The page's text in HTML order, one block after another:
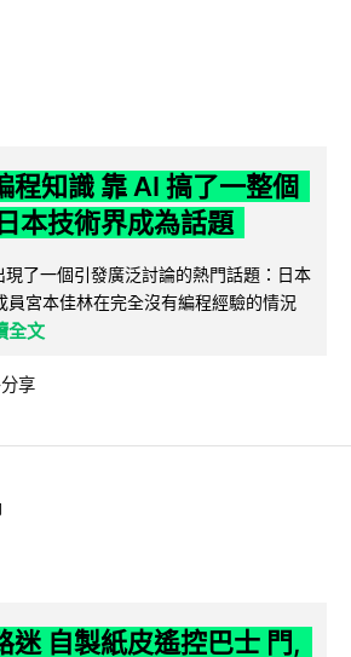
程知識 靠 AI 搞了一整個
本技術界成為話題
了一個引發廣泛討論的熱門話題：日本
員宮本佳林在完全沒有編程經驗的情況
全文
分享
迷 自製紙皮遙控巴士 門,